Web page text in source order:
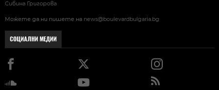
Сибина Григорова
Можете да ни пишете на news@boulevardbulgaria.bg
СОЦИАЛНИ МЕДИИ